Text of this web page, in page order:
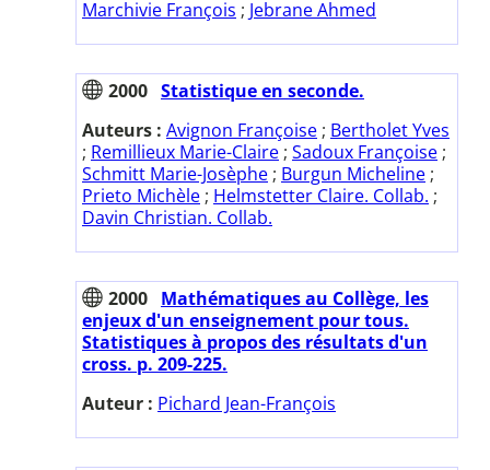
Marchivie François ; Jebrane Ahmed
2000 Statistique en seconde.
Auteurs : Avignon Françoise ; Bertholet Yves
; Remillieux Marie-Claire ; Sadoux Françoise ;
Schmitt Marie-Josèphe ; Burgun Micheline ;
Prieto Michèle ; Helmstetter Claire. Collab. ;
Davin Christian. Collab.
2000 Mathématiques au Collège, les
enjeux d'un enseignement pour tous.
Statistiques à propos des résultats d'un
cross. p. 209-225.
Auteur : Pichard Jean-François